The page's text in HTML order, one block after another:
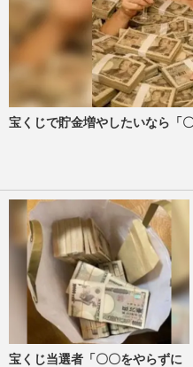
宝くじで貯金増やしたいなら「
宝くじ当選者「〇〇をやらずに